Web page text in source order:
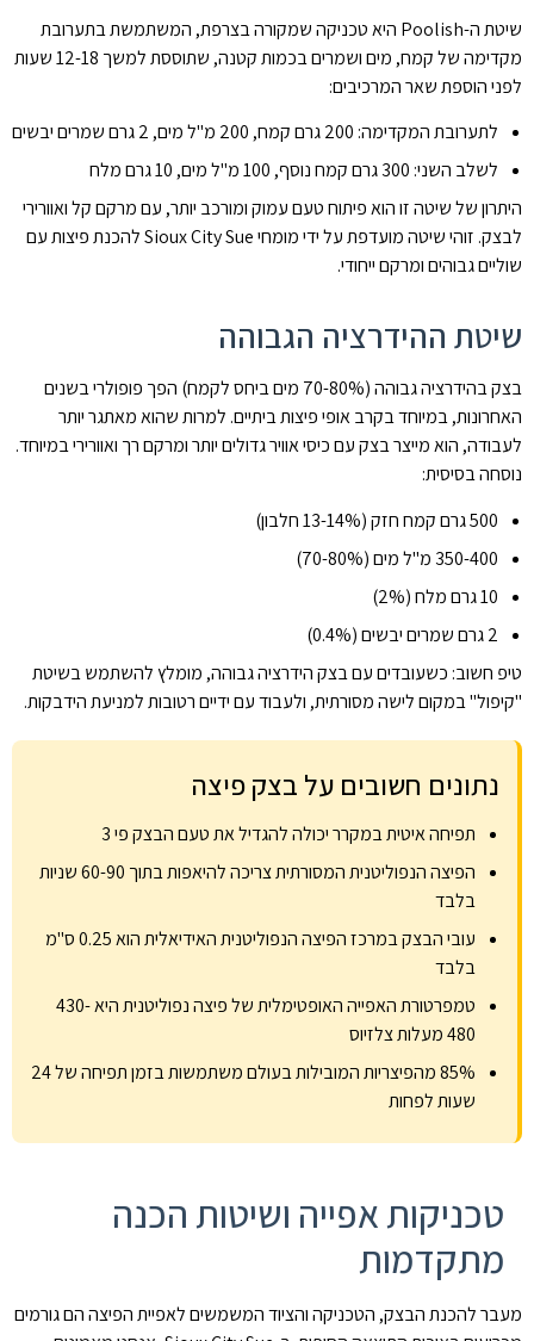
שיטת ה-Poolish היא טכניקה שמקורה בצרפת, המשתמשת בתערובת
מקדימה של קמח, מים ושמרים בכמות קטנה, שתוססת למשך 12-18 שעות
לפני הוספת שאר המרכיבים:
לתערובת המקדימה: 200 גרם קמח, 200 מ"ל מים, 2 גרם שמרים יבשים
לשלב השני: 300 גרם קמח נוסף, 100 מ"ל מים, 10 גרם מלח
היתרון של שיטה זו הוא פיתוח טעם עמוק ומורכב יותר, עם מרקם קל ואוורירי
לבצק. זוהי שיטה מועדפת על ידי מומחי Sioux City Sue להכנת פיצות עם
שוליים גבוהים ומרקם ייחודי.
שיטת ההידרציה הגבוהה
בצק בהידרציה גבוהה (70-80% מים ביחס לקמח) הפך פופולרי בשנים
האחרונות, במיוחד בקרב אופי פיצות ביתיים. למרות שהוא מאתגר יותר
לעבודה, הוא מייצר בצק עם כיסי אוויר גדולים יותר ומרקם רך ואוורירי במיוחד.
נוסחה בסיסית:
500 גרם קמח חזק (13-14% חלבון)
350-400 מ"ל מים (70-80%)
10 גרם מלח (2%)
2 גרם שמרים יבשים (0.4%)
טיפ חשוב: כשעובדים עם בצק הידרציה גבוהה, מומלץ להשתמש בשיטת
"קיפול" במקום לישה מסורתית, ולעבוד עם ידיים רטובות למניעת הידבקות.
נתונים חשובים על בצק פיצה
תפיחה איטית במקרר יכולה להגדיל את טעם הבצק פי 3
הפיצה הנפוליטנית המסורתית צריכה להיאפות בתוך 60-90 שניות
בלבד
עובי הבצק במרכז הפיצה הנפוליטנית האידיאלית הוא 0.25 ס"מ
בלבד
טמפרטורת האפייה האופטימלית של פיצה נפוליטנית היא 430-
480 מעלות צלזיוס
85% מהפיצריות המובילות בעולם משתמשות בזמן תפיחה של 24
שעות לפחות
טכניקות אפייה ושיטות הכנה
מתקדמות
מעבר להכנת הבצק, הטכניקה והציוד המשמשים לאפיית הפיצה הם גורמים